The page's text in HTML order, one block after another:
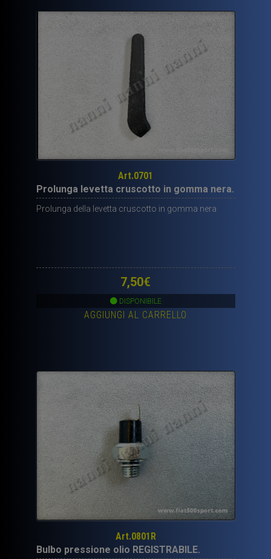
Art.0701
Prolunga levetta cruscotto in gomma nera.
Prolunga della levetta cruscotto in gomma nera
7,50€
DISPONIBILE
AGGIUNGI AL CARRELLO
Art.0801R
Bulbo pressione olio REGISTRABILE.